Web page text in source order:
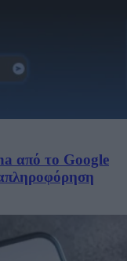
από το Google